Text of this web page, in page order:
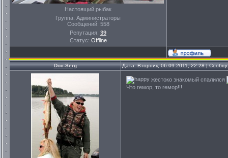
Настоящий рыбак
Группа: Администраторы
Сообщений: 558
Репутация: 39
Статус: Offline
Doc-Serg Дата: Вторник, 06.09.2011, 22:28 |
жестоко знакомый спалился
Что гемор, то гемор!!!